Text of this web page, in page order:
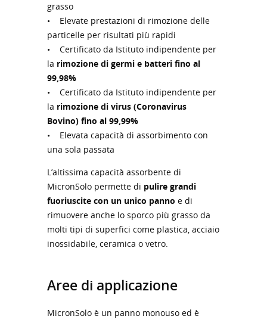
grasso
• Elevate prestazioni di rimozione delle
particelle per risultati più rapidi
• Certificato da Istituto indipendente per
la rimozione di germi e batteri fino al
99,98%
• Certificato da Istituto indipendente per
la rimozione di virus (Coronavirus
Bovino) fino al 99,99%
• Elevata capacità di assorbimento con
una sola passata
L’altissima capacità assorbente di
MicronSolo permette di pulire grandi
fuoriuscite con un unico panno e di
rimuovere anche lo sporco più grasso da
molti tipi di superfici come plastica, acciaio
inossidabile, ceramica o vetro.
Aree di applicazione
MicronSolo è un panno monouso ed è